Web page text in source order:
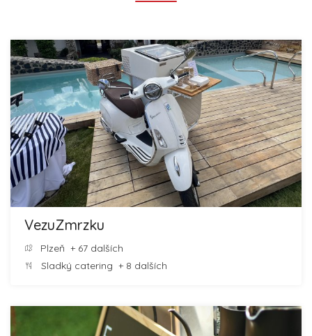
VezuZmrzku
Plzeň + 67 dalších
Sladký catering + 8 dalších